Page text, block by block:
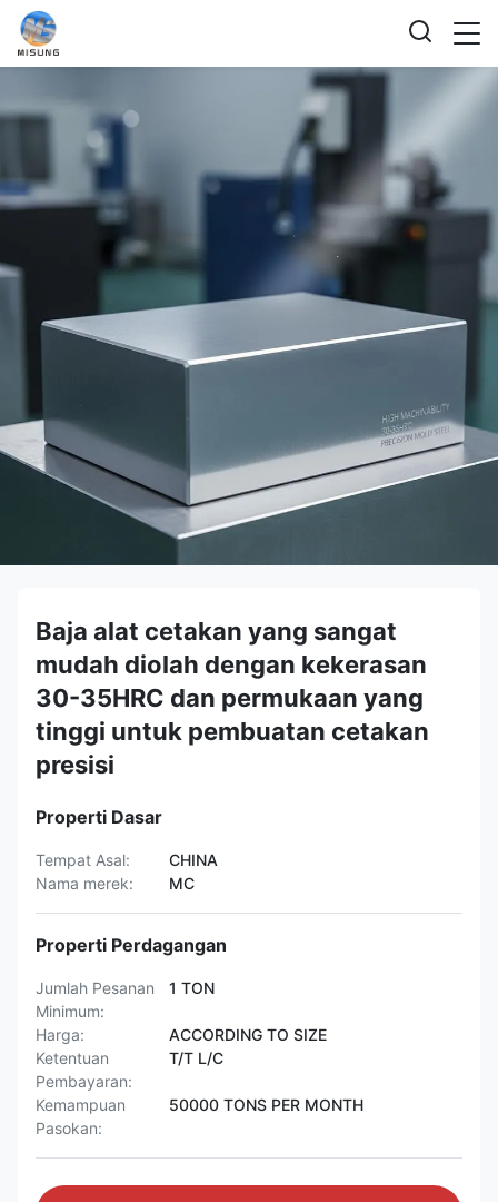
Baja alat cetakan yang sangat
mudah diolah dengan kekerasan
30-35HRC dan permukaan yang
tinggi untuk pembuatan cetakan
presisi
Properti Dasar
Tempat Asal:
CHINA
Nama merek:
MC
Properti Perdagangan
Jumlah Pesanan
Minimum:
1 TON
Harga:
ACCORDING TO SIZE
Ketentuan
Pembayaran:
T/T L/C
Kemampuan
Pasokan:
50000 TONS PER MONTH